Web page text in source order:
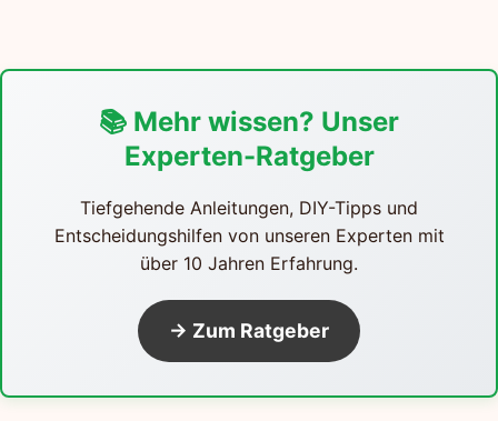
📚 Mehr wissen? Unser
Experten-Ratgeber
Tiefgehende Anleitungen, DIY-Tipps und
Entscheidungshilfen von unseren Experten mit
über 10 Jahren Erfahrung.
→ Zum Ratgeber